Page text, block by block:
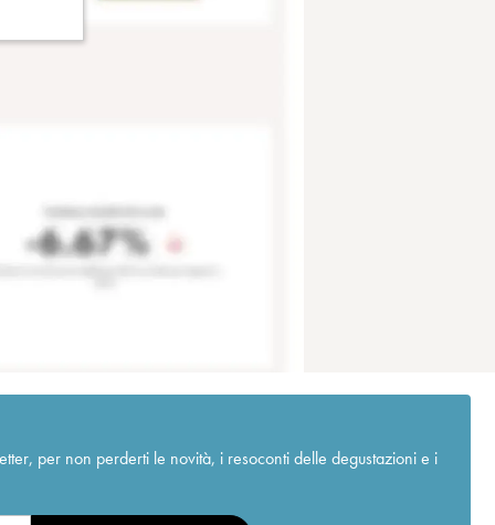
per non perderti le novità, i resoconti delle degustazioni e i